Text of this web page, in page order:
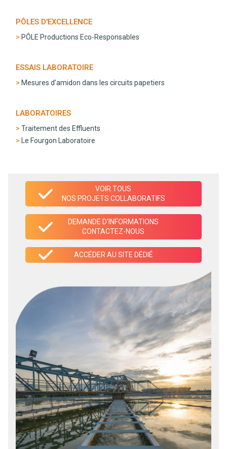
PÔLES D'EXCELLENCE
PÔLE Productions Eco-Responsables
ESSAIS LABORATOIRE
Mesures d’amidon dans les circuits papetiers
LABORATOIRES
Traitement des Effluents
Le Fourgon Laboratoire
VOIR TOUS
NOS PROJETS COLLABORATIFS
DEMANDE D'INFORMATIONS
CONTACTEZ-NOUS
ACCÉDER AU SITE DÉDIÉ